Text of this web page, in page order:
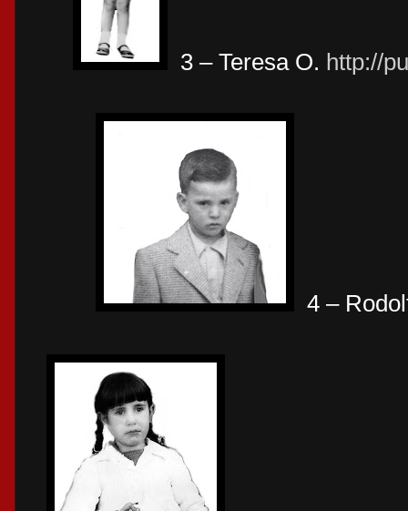
3 – Teresa O. http://
4 –